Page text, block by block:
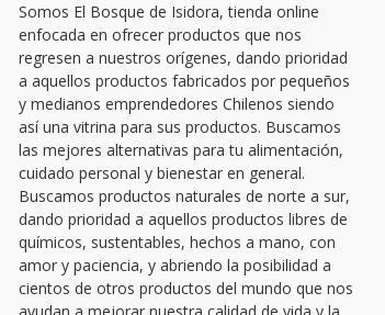
Somos El Bosque de Isidora, tienda online
enfocada en ofrecer productos que nos
regresen a nuestros orígenes, dando prioridad
a aquellos productos fabricados por pequeños
y medianos emprendedores Chilenos siendo
así una vitrina para sus productos. Buscamos
las mejores alternativas para tu alimentación,
cuidado personal y bienestar en general.
Buscamos productos naturales de norte a sur,
dando prioridad a aquellos productos libres de
químicos, sustentables, hechos a mano, con
amor y paciencia, y abriendo la posibilidad a
cientos de otros productos del mundo que nos